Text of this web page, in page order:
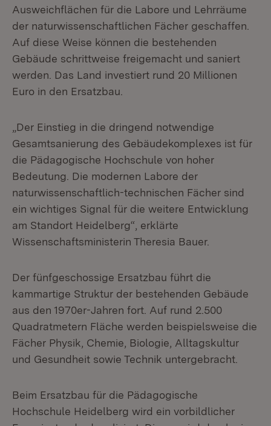
Ausweichflächen für die Labore und Lehrräume
der naturwissenschaftlichen Fächer geschaffen.
Auf diese Weise können die bestehenden
Gebäude schrittweise freigemacht und saniert
werden. Das Land investiert rund 20 Millionen
Euro in den Ersatzbau.
„Der Einstieg in die dringend notwendige
Gesamtsanierung des Gebäudekomplexes ist für
die Pädagogische Hochschule von hoher
Bedeutung. Die modernen Labore der
naturwissenschaftlich-technischen Fächer sind
ein wichtiges Signal für die weitere Entwicklung
am Standort Heidelberg“, erklärte
Wissenschaftsministerin Theresia Bauer.
Der fünfgeschossige Ersatzbau führt die
kammartige Struktur der bestehenden Gebäude
aus den 1970er-Jahren fort. Auf rund 2.500
Quadratmetern Fläche werden beispielsweise die
Fächer Physik, Chemie, Biologie, Alltagskultur
und Gesundheit sowie Technik untergebracht.
Beim Ersatzbau für die Pädagogische
Hochschule Heidelberg wird ein vorbildlicher